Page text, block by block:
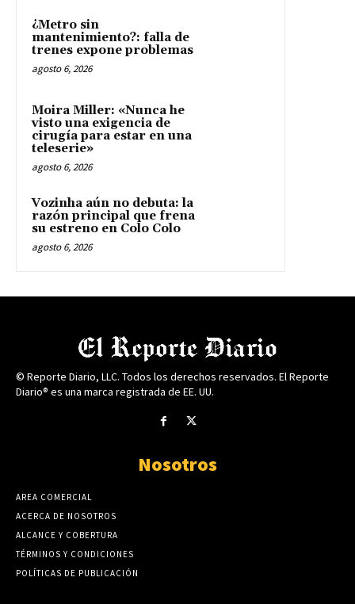
¿Metro sin
mantenimiento?: falla de
trenes expone problemas
agosto 6, 2026
Moira Miller: «Nunca he
visto una exigencia de
cirugía para estar en una
teleserie»
agosto 6, 2026
Vozinha aún no debuta: la
razón principal que frena
su estreno en Colo Colo
agosto 6, 2026
© Reporte Diario, LLC. Todos los derechos reservados. El Reporte
Diario® es una marca registrada de EE. UU.
Nosotros
AREA COMERCIAL
ACERCA DE NOSOTROS
ALCANCE Y COBERTURA
TÉRMINOS Y CONDICIONES
POLÍTICAS DE PUBLICACIÓN